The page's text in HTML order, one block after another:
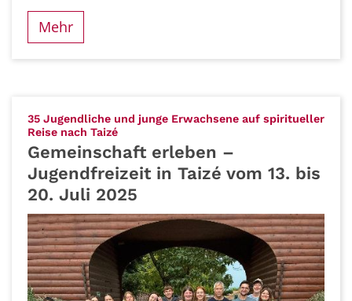
Mehr
35 Jugendliche und junge Erwachsene auf spiritueller
Reise nach Taizé:
Gemeinschaft erleben –
Jugendfreizeit in Taizé vom 13. bis
20. Juli 2025